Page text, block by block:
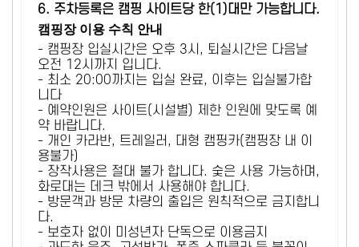
6. 주차등록은 캠핑 사이트당 한(1)대만 가능합니다.
캠핑장 이용 수칙 안내
- 캠핑장 입실시간은 오후 3시, 퇴실시간은 다음날
오전 12시까지 입니다.
- 최소 20:00까지는 입실 완료, 이후는 입실불가합
니다
- 예약인원은 사이트(시설별) 제한 인원에 맞도록 예
약 바랍니다.
- 개인 카라반, 트레일러, 대형 캠핑카(캠핑장 내 이
용불가)
- 장작사용은 절대 불가 합니다. 숯은 사용 가능하며,
화로대는 데크 밖에서 사용해야 합니다.
- 방문객과 방문 차량의 출입은 원칙적으로 금지합니
다.
- 보호자 없이 미성년자 단독으로 이용금지